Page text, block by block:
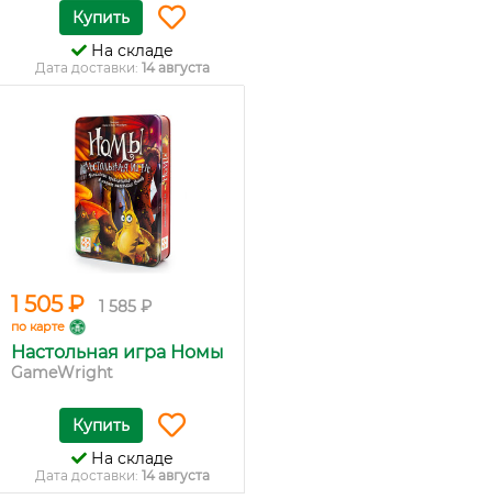
Купить
На складе
Дата доставки: 14 августа
1 505 ₽ 1 585 ₽
по карте
Настольная игра Номы
GameWright
Купить
На складе
Дата доставки: 14 августа